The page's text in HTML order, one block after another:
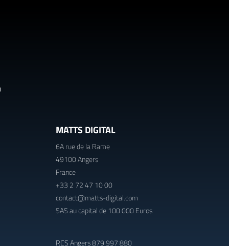
MATTS DIGITAL
6A rue de la Rame
49100 Angers
France
+33 2 72 47 10 00
contact@matts-digital.com
SAS au capital de 100 000 Euros
RCS Angers 879 997 880